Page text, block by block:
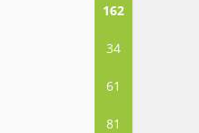
162
34
61
81